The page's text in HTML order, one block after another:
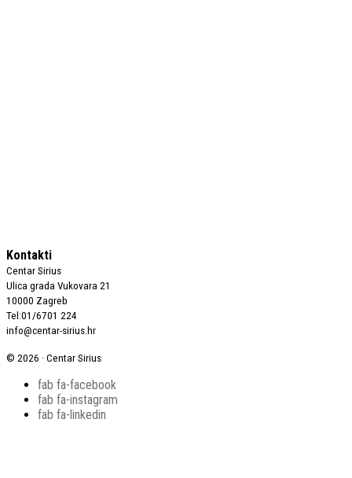
Kontakti
Centar Sirius
Ulica grada Vukovara 21
10000 Zagreb
Tel:01/6701 224
info@centar-sirius.hr
© 2026 · Centar Sirius
fab fa-facebook
fab fa-instagram
fab fa-linkedin